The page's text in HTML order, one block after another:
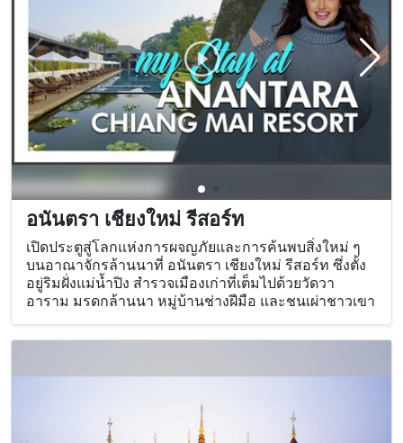
อนันตรา เชียงใหม่ รีสอร์ท
เปิดประตูสู่โลกแห่งการผจญภัยและการค้นพบสิ่งใหม่ ๆ
บนอาณาจักรล้านนาที่ อนันตรา เชียงใหม่ รีสอร์ท ซึ่งตั้ง
อยู่ริมฝั่งแม่น้ำปิง สำรวจเมืองเก่าที่เต็มไปด้วยวัดวา
อาราม มรดกล้านนา หมู่บ้านช่างฝีมือ และชนเผ่าชาวเขา